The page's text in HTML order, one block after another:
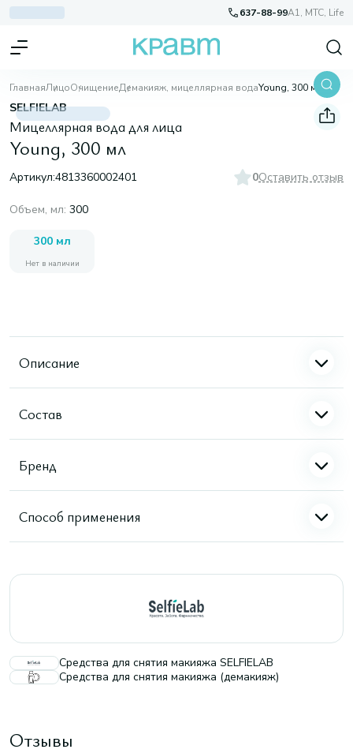
637-88-99A1, МТС, Life
ГлавнаяЛицоОчищениеДемакияж, мицеллярная водаYoung, 300 мл
SELFIELAB
Мицеллярная вода для лица
Young, 300 мл
Артикул:4813360002401 0Оставить отзыв
Объем, мл: 300
300 мл
Нет в наличии
Описание
Состав
Бренд
Способ применения
Средства для снятия макияжа SELFIELAB
Средства для снятия макияжа (демакияж)
Отзывы